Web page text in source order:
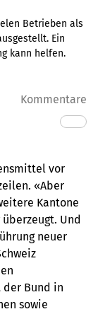
Betrieben als
Ein
kann helfen.
Kommentare
vor
«Aber
Kantone
überzeugt. Und
neuer
der Bund in
sowie